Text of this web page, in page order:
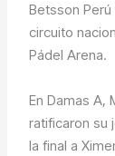
Betsson
circuito
Pádel Arena.
En Damas A,
ratificaron su
la final a